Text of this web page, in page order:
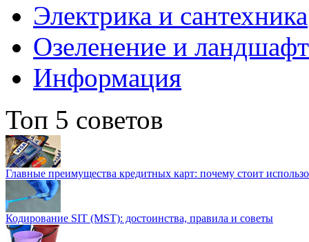
Электрика и сантехника
Озеленение и
Информация
Топ 5 советов
Главные преимущества кредитных карт: почему стоит
Кодирование SIT (MST): достоинства, правила и советы